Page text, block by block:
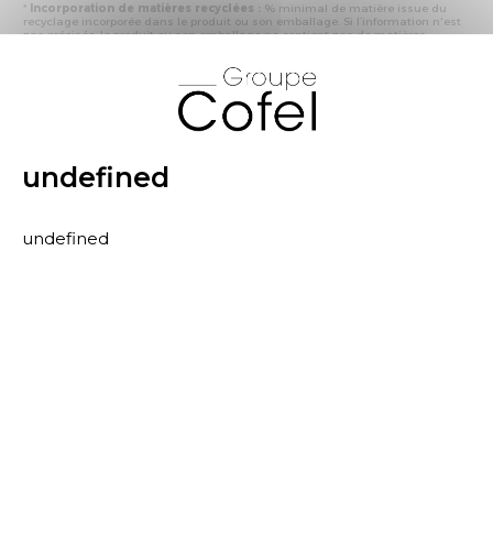
* Incorporation de matières recyclées : % minimal de matière issue du
recyclage incorporée dans le produit ou son emballage. Si l’information n'est
pas précisée, le produit ou son emballage ne contient pas de matières
- « produit ou emballage majoritairement recyclable » : la matière recyclée
produite par les processus de recyclage mis en œuvre représente plus de 50
% en masse du déchet collecté
- « produit ou emballage entièrement recyclable » : la matière recyclée
* Primes et pénalités appliquées au produit :
undefined
undefined